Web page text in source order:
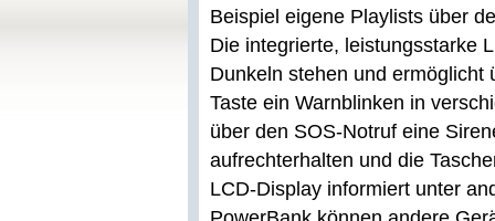
Beispiel eigene Playlists über
Die integrierte, leistungsstarke
Dunkeln stehen und ermöglicht
Taste ein Warnblinken in
über den SOS-Notruf eine
aufrechterhalten und die
LCD-Display informiert unter